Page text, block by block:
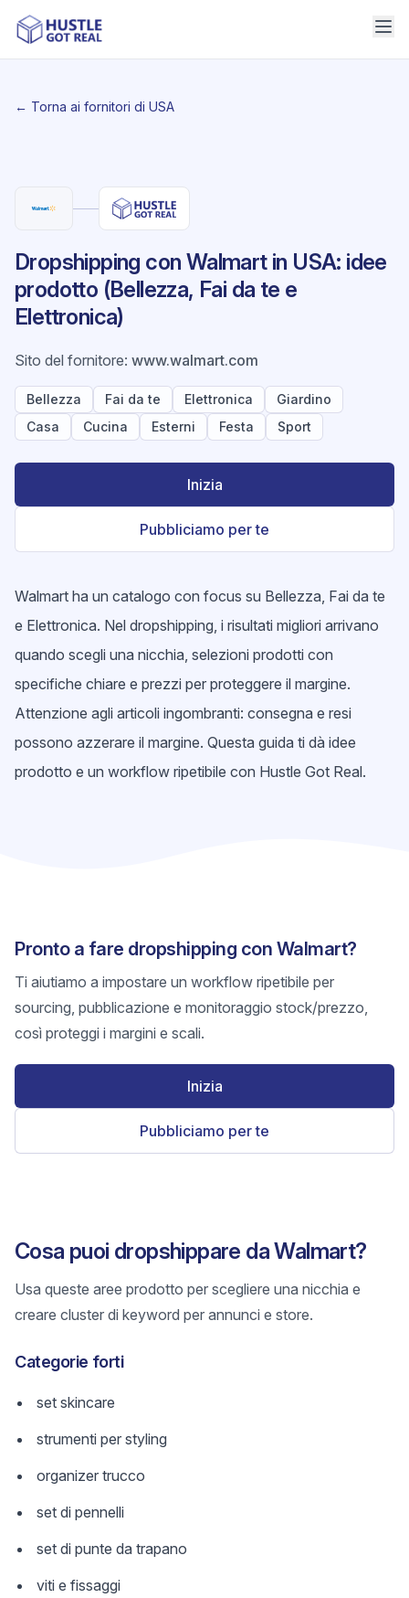
← Torna ai fornitori di USA
Dropshipping con Walmart in USA: idee
prodotto (Bellezza, Fai da te e
Elettronica)
Sito del fornitore: www.walmart.com
Bellezza Fai da te Elettronica
Giardino
Casa
Cucina Esterni Festa Sport
Inizia
Pubbliciamo per te
Walmart ha un catalogo con focus su Bellezza, Fai da te
e Elettronica. Nel dropshipping, i risultati migliori arrivano
quando scegli una nicchia, selezioni prodotti con
specifiche chiare e prezzi per proteggere il margine.
Attenzione agli articoli ingombranti: consegna e resi
possono azzerare il margine. Questa guida ti dà idee
prodotto e un workflow ripetibile con Hustle Got Real.
Pronto a fare dropshipping con Walmart?
Ti aiutiamo a impostare un workflow ripetibile per
sourcing, pubblicazione e monitoraggio stock/prezzo,
così proteggi i margini e scali.
Inizia
Pubbliciamo per te
Cosa puoi dropshippare da Walmart?
Usa queste aree prodotto per scegliere una nicchia e
creare cluster di keyword per annunci e store.
Categorie forti
set skincare
strumenti per styling
organizer trucco
set di pennelli
set di punte da trapano
viti e fissaggi